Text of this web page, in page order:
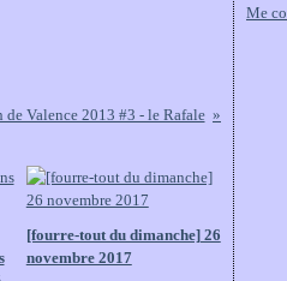
de Valence 2013 #3 - le Rafale
[fourre-tout du dimanche] 26
novembre 2017
Me